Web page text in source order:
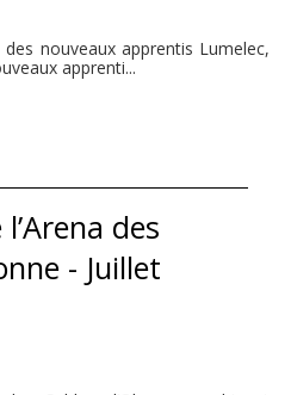
des nouveaux apprentis Lumelec,
apprenti...
des
- Juillet